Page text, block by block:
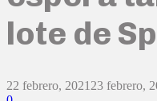
lote de
22 febrero, 2021 23 febrero,